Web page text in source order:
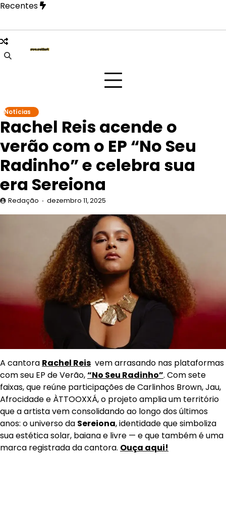
Skip
content
Recentes
Paulo na festa Tangerica antes de apresentação no Rock
Notícias
Rachel Reis acende o
verão com o EP “No Seu
Radinho” e celebra sua
era Sereiona
Redação dezembro 11, 2025
A cantora Rachel Reis vem arrasando nas plataformas
com seu EP de Verão,“No Seu Radinho”. Com sete
faixas, que reúne participações de Carlinhos Brown, Jau,
Afrocidade e ÀTTOOXXÁ, o projeto amplia um território
que a artista vem consolidando ao longo dos últimos
anos: o universo da Sereiona, identidade que simboliza
sua estética solar, baiana e livre — e que também é uma
marca registrada da cantora. Ouça aqui!